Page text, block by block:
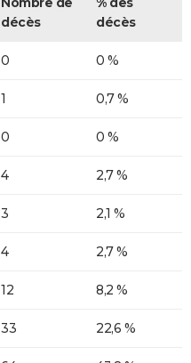
décès
décès
0 0 %
1 0,7 %
0 0 %
4 2,7 %
3 2,1 %
4 2,7 %
12 8,2 %
33 22,6 %